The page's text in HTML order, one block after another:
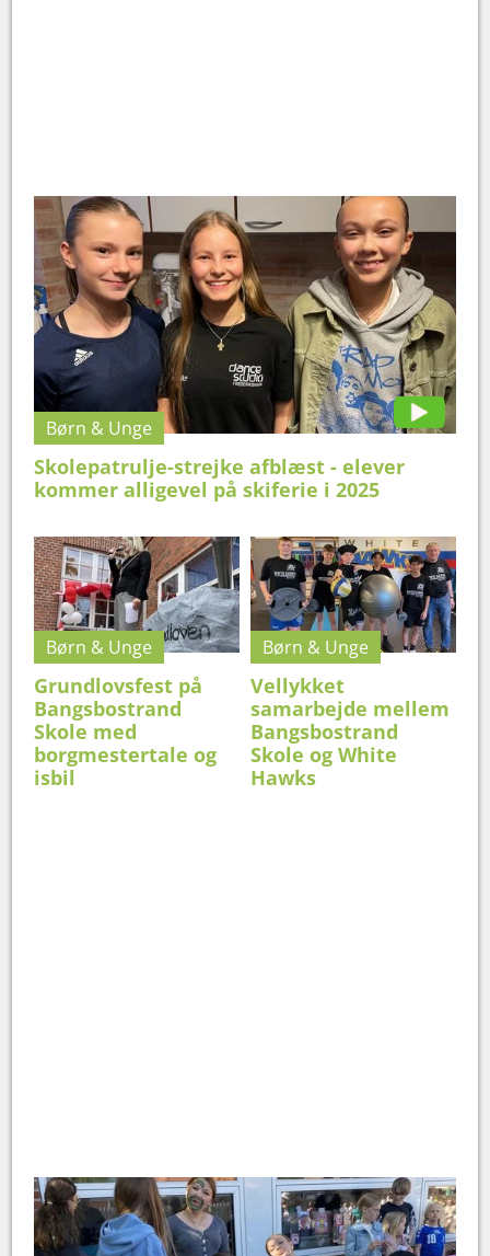
Børn & Unge
Skolepatrulje-strejke afblæst - elever
kommer alligevel på skiferie i 2025
Børn & Unge
Grundlovsfest på
Bangsbostrand
Skole med
borgmestertale og
isbil
Børn & Unge
Vellykket
samarbejde mellem
Bangsbostrand
Skole og White
Hawks